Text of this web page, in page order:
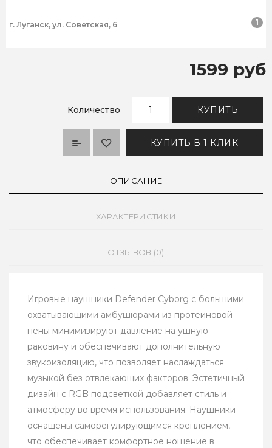
г. Луганск, ул. Советская, 6 1
1599 руб
Количество КУПИТЬ
КУПИТЬ В 1 КЛИК
ОПИСАНИЕ
ХАРАКТЕРИСТИКИ
ОТЗЫВОВ (0)
Игровые наушники Defender Cyborg с большими
охватывающими амбушюрами из протеиновой
пены минимизируют давление на ушную
раковину и обеспечивают дополнительную
звукоизоляцию, что позволяет наслаждаться
музыкой без отвлекающих факторов. Эстетичный
дизайн с RGB подсветкой добавляет стиль и
атмосферу во время использования. Наушники
оснащены саморегулирующимся креплением,
что обеспечивает комфортное ношение в